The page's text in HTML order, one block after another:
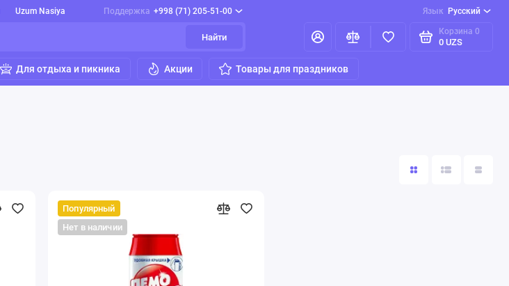
Uzum Nasiya Поддержка +998 (71) 205-51-00 Язык Русский
Найти
Корзина 0
0 UZS
Для отдыха и пикника Акции Товары для праздников
Популярный
Нет в наличии